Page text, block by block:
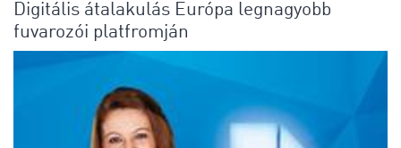
Digitális átalakulás Európa legnagyobb
fuvarozói platfromján